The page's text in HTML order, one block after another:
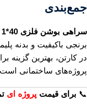
جمع‌بندی
سراهی بوشن فلزی 40*1 اینچ آذین
در کارتن، بهترین گزینه
پروژه‌های ساختمانی
📞 برای قیمت پروژه ای